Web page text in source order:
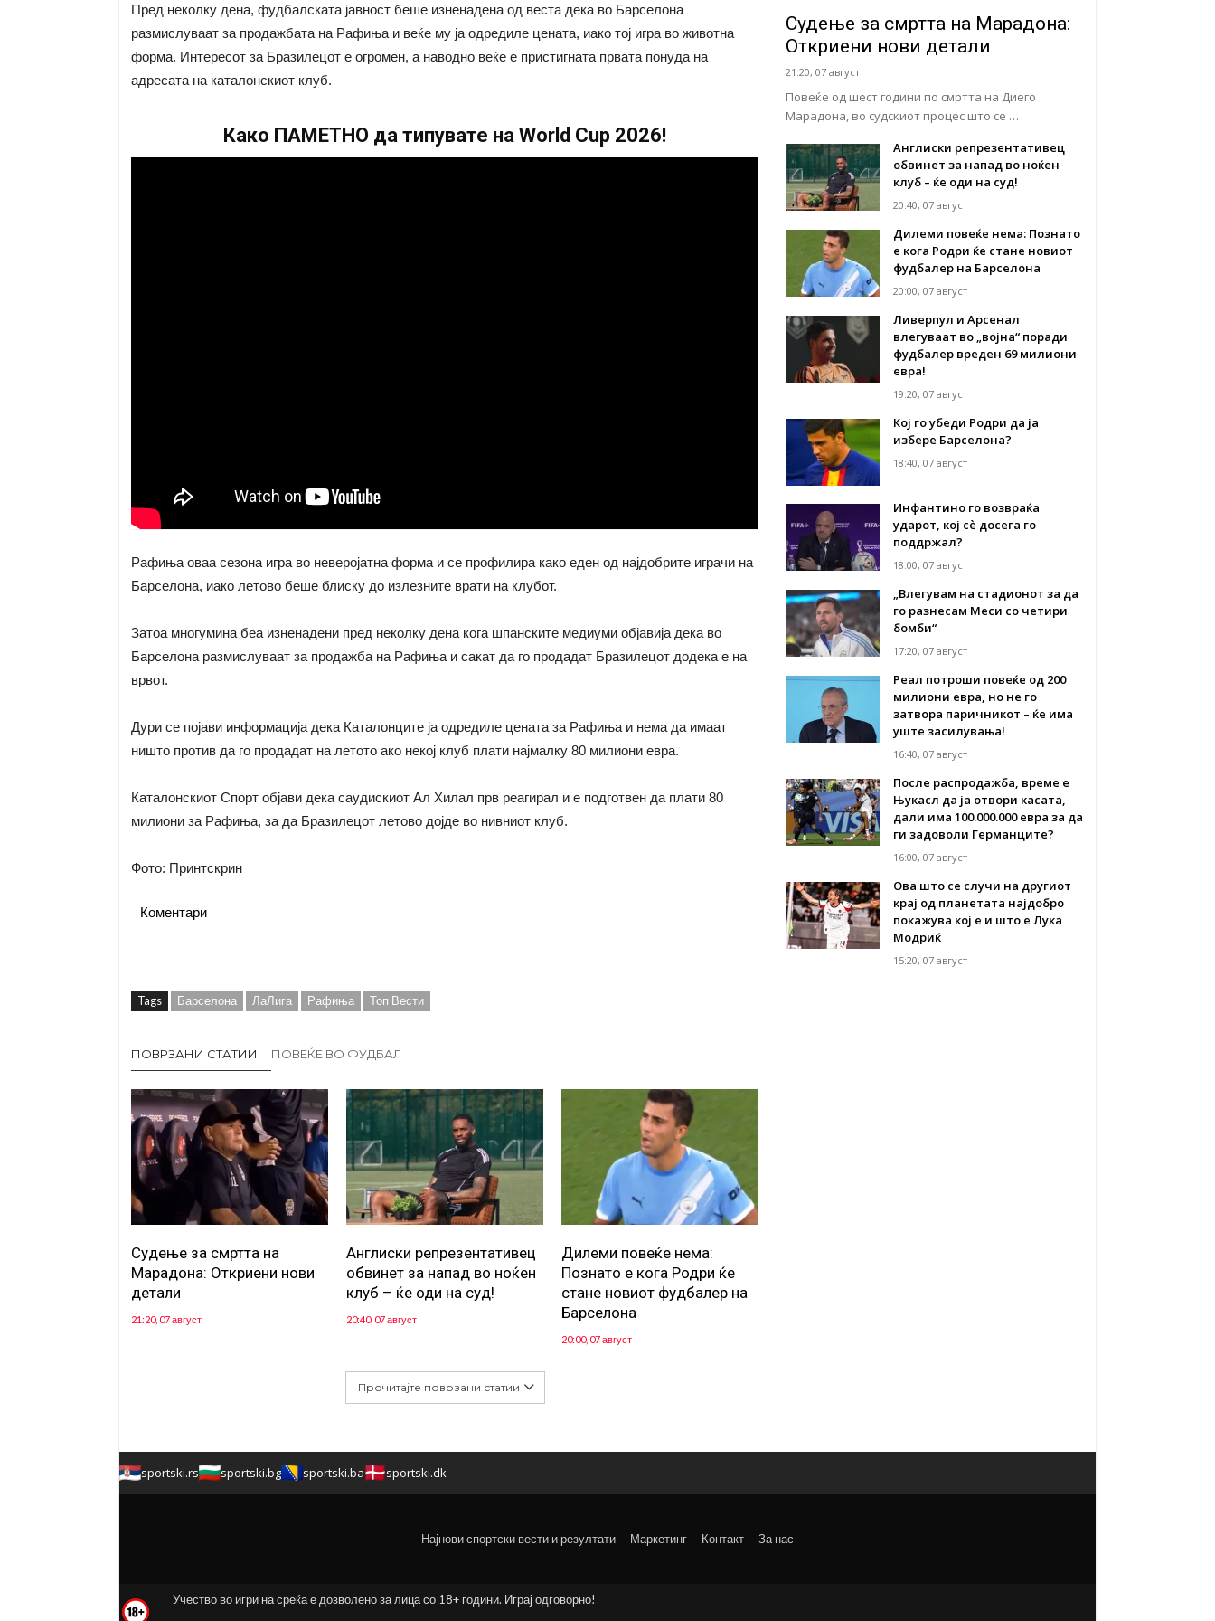
Пред неколку дена, фудбалската јавност беше изненадена од веста дека во Барселона
размислуваат за продажбата на Рафиња и веќе му ја одредиле цената, иако тој игра во животна
форма. Интересот за Бразилецот е огромен, а наводно веќе е пристигната првата понуда на
адресата на каталонскиот клуб.
Како ПАМЕТНО да типувате на World Cup 2026!
Рафиња оваа сезона игра во неверојатна форма и се профилира како еден од најдобрите играчи на
Барселона, иако летово беше блиску до излезните врати на клубот.
Затоа многумина беа изненадени пред неколку дена кога шпанските медиуми објавија дека во
Барселона размислуваат за продажба на Рафиња и сакат да го продадат Бразилецот додека е на
врвот.
Дури се појави информација дека Каталонците ја одредиле цената за Рафиња и нема да имаат
ништо против да го продадат на летото ако некој клуб плати најмалку 80 милиони евра.
Каталонскиот Спорт објави дека саудискиот Ал Хилал прв реагирал и е подготвен да плати 80
милиони за Рафиња, за да Бразилецот летово дојде во нивниот клуб.
Фото: Принтскрин
Коментари
Tags Барселона ЛаЛига Рафиња Топ Вести
ПОВРЗАНИ СТАТИИ ПОВЕЌЕ ВО ФУДБАЛ
Судење за смртта на
Марадона: Откриени нови
детали
21:20, 07 август
Англиски репрезентативец
обвинет за напад во ноќен
клуб – ќе оди на суд!
20:40, 07 август
Дилеми повеќе нема:
Познато е кога Родри ќе
стане новиот фудбалер на
Барселона
20:00, 07 август
Прочитајте поврзани статии
Судење за смртта на Марадона:
Откриени нови детали
21:20, 07 август
Повеќе од шест години по смртта на Диего
Марадона, во судскиот процес што се …
Англиски репрезентативец
обвинет за напад во ноќен
клуб – ќе оди на суд!
20:40, 07 август
Дилеми повеќе нема: Познато
е кога Родри ќе стане новиот
фудбалер на Барселона
20:00, 07 август
Ливерпул и Арсенал
влегуваат во „војна“ поради
фудбалер вреден 69 милиони
евра!
19:20, 07 август
Кој го убеди Родри да ја
избере Барселона?
18:40, 07 август
Инфантино го возвраќа
ударот, кој сè досега го
поддржал?
18:00, 07 август
„Влегувам на стадионот за да
го разнесам Меси со четири
бомби“
17:20, 07 август
Реал потроши повеќе од 200
милиони евра, но не го
затвора паричникот – ќе има
уште засилувања!
16:40, 07 август
После распродажба, време е
Њукасл да ја отвори касата,
дали има 100.000.000 евра за да
ги задоволи Германците?
16:00, 07 август
Ова што се случи на другиот
крај од планетата најдобро
покажува кој е и што е Лука
Модриќ
15:20, 07 август
sportski.rs sportski.bg sportski.ba sportski.dk
Најнови спортски вести и резултати Маркетинг Контакт За нас
Учество во игри на среќа е дозволено за лица со 18+ години. Играј одговорно!